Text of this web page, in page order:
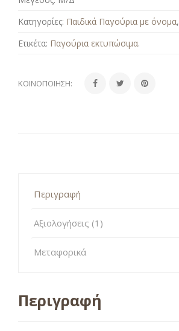
Κατηγορίες: Παιδικά Παγούρια με όνομα,
Ετικέτα: Παγούρια εκτυπώσιμα.
ΚΟΙΝΟΠΟΊΗΣΗ:
Περιγραφή
Αξιολογήσεις (1)
Μεταφορικά
Περιγραφή